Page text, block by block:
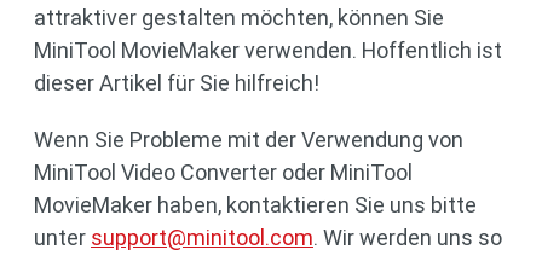
attraktiver gestalten möchten, können Sie
MiniTool MovieMaker verwenden. Hoffentlich ist
dieser Artikel für Sie hilfreich!
Wenn Sie Probleme mit der Verwendung von
MiniTool Video Converter oder MiniTool
MovieMaker haben, kontaktieren Sie uns bitte
unter support@minitool.com. Wir werden uns so